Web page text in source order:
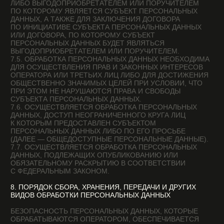
ПЕРСОНАЛЬНЫХ ДАННЫХ (ТАКОЕ УВЕДОМЛЕНИЕ
НАПРАВЛЯЕТСЯ ОТДЕЛЬНО ОТ УВЕДОМЛЕНИЯ
О НАМЕРЕНИИ ОСУЩЕСТВЛЯТЬ ОБРАБОТКУ
ПЕРСОНАЛЬНЫХ ДАННЫХ).
10.2. ОПЕРАТОР ДО ПОДАЧИ ВЫШЕУКАЗАННОГО
УВЕДОМЛЕНИЯ, ОБЯЗАН ПОЛУЧИТЬ ОТ ОРГАНОВ ВЛАСТИ
ИНОСТРАННОГО ГОСУДАРСТВА, ИНОСТРАННЫХ
ФИЗИЧЕСКИХ ЛИЦ, ИНОСТРАННЫХ ЮРИДИЧЕСКИХ ЛИЦ,
КОТОРЫМ ПЛАНИРУЕТСЯ ТРАНСГРАНИЧНАЯ ПЕРЕДАЧА
ПЕРСОНАЛЬНЫХ ДАННЫХ, СООТВЕТСТВУЮЩИЕ
СВЕДЕНИЯ.
11. КОНФИДЕНЦИАЛЬНОСТЬ ПЕРСОНАЛЬНЫХ ДАННЫХ
ОПЕРАТОР И ИНЫЕ ЛИЦА, ПОЛУЧИВШИЕ ДОСТУП
К ПЕРСОНАЛЬНЫМ ДАННЫМ, ОБЯЗАНЫ НЕ РАСКРЫВАТЬ
ТРЕТЬИМ ЛИЦАМ И НЕ РАСПРОСТРАНЯТЬ
ПЕРСОНАЛЬНЫЕ ДАННЫЕ БЕЗ СОГЛАСИЯ СУБЪЕКТА
ПЕРСОНАЛЬНЫХ ДАННЫХ, ЕСЛИ ИНОЕ
НЕ ПРЕДУСМОТРЕНО ФЕДЕРАЛЬНЫМ ЗАКОНОМ.
12. ЗАКЛЮЧИТЕЛЬНЫЕ ПОЛОЖЕНИЯ
12.1. ПОЛЬЗОВАТЕЛЬ МОЖЕТ ПОЛУЧИТЬ ЛЮБЫЕ
РАЗЪЯСНЕНИЯ ПО ИНТЕРЕСУЮЩИМ ВОПРОСАМ,
КАСАЮЩИМСЯ ОБРАБОТКИ ЕГО ПЕРСОНАЛЬНЫХ
ДАННЫХ, ОБРАТИВШИСЬ К ОПЕРАТОРУ С ПОМОЩЬЮ
ЭЛЕКТРОННОЙ ПОЧТЫ PRIVACY@THISMYWEBSITE.COM.
12.2. В ДАННОМ ДОКУМЕНТЕ БУДУТ ОТРАЖЕНЫ ЛЮБЫЕ
ИЗМЕНЕНИЯ ПОЛИТИКИ ОБРАБОТКИ ПЕРСОНАЛЬНЫХ
ДАННЫХ ОПЕРАТОРОМ. ПОЛИТИКА ДЕЙСТВУЕТ
12.3. АКТУАЛЬНАЯ ВЕРСИЯ ПОЛИТИКИ В СВОБОДНОМ
ДОСТУПЕ РАСПОЛОЖЕНА В СЕТИ ИНТЕРНЕТ
ПО АДРЕСУ HTTPS://TOU-ARCHITECTS.COM/PIVACY.